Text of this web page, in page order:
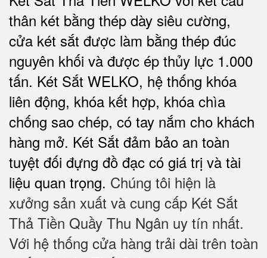
thân két bằng thép dày siêu cường,
cửa két sắt được làm bằng thép đúc
nguyên khối và được ép thủy lực 1.000
tấn. Két Sắt WELKO, hệ thống khóa
liên động, khóa kết hợp, khóa chìa
chống sao chép, có tay nắm cho khách
hàng mở. Két Sắt đảm bảo an toàn
tuyệt đối đựng đồ đạc có giá trị và tài
liệu quan trọng. Chúng tôi hiện là
xưởng sản xuất và cung cấp Két Sắt
Thả Tiền Quầy Thu Ngân uy tín nhất.
Với hệ thống cửa hàng trải dài trên toàn